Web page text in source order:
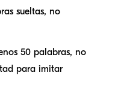
sueltas, no
50 palabras, no
para imitar